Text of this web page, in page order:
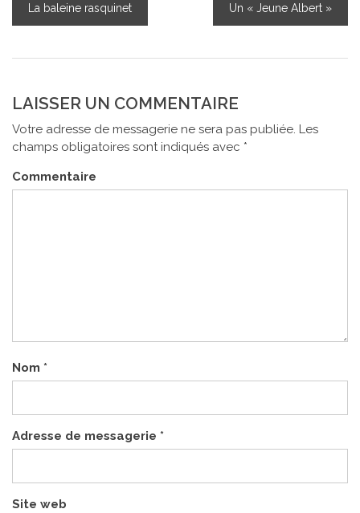
NAVIGATION
La baleine rasquinet Un « Jeune Albert »
LAISSER UN COMMENTAIRE
Votre adresse de messagerie ne sera pas publiée. Les
champs obligatoires sont indiqués avec *
Commentaire
Nom *
Adresse de messagerie *
Site web